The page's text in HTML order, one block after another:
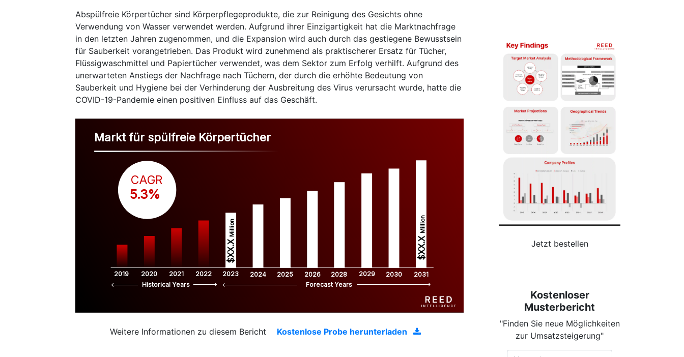
Abspülfreie Körpertücher sind Körperpflegeprodukte, die zur Reinigung des Gesichts ohne
Verwendung von Wasser verwendet werden. Aufgrund ihrer Einzigartigkeit hat die Marktnachfrage
in den letzten Jahren zugenommen, und die Expansion wird auch durch das gestiegene Bewusstsein
für Sauberkeit vorangetrieben. Das Produkt wird zunehmend als praktischerer Ersatz für Tücher,
Flüssigwaschmittel und Papiertücher verwendet, was dem Sektor zum Erfolg verhilft. Aufgrund des
unerwarteten Anstiegs der Nachfrage nach Tüchern, der durch die erhöhte Bedeutung von
Sauberkeit und Hygiene bei der Verhinderung der Ausbreitung des Virus verursacht wurde, hatte die
COVID-19-Pandemie einen positiven Einfluss auf das Geschäft.
Markt für spülfreie Körpertücher
2019 2020 2021 2022 2023 2024 2025 2026 2028 2029 2030 2031
$XX.X
Million
$XX.X
Million
CAGR
5.3%
Historical Years Forecast Years
Weitere Informationen zu diesem Bericht Kostenlose Probe herunterladen
Jetzt bestellen
Kostenloser
Musterbericht
"Finden Sie neue Möglichkeiten
zur Umsatzsteigerung"